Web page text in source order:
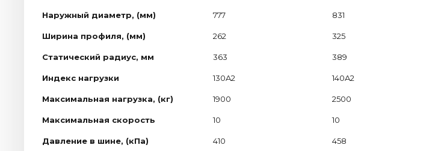
Наружный диаметр, (мм) 777 831
Ширина профиля, (мм) 262 325
Статический радиус, мм 363 389
Индекс нагрузки 130A2 140A2
Максимальная нагрузка, (кг) 1900 2500
Максимальная скорость 10 10
Давление в шине, (кПа) 410 458